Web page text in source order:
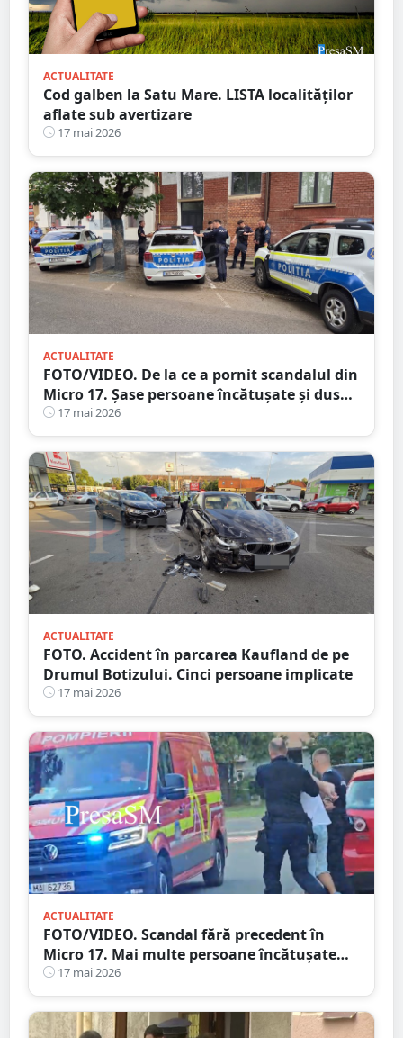
ACTUALITATE
Cod galben la Satu Mare. LISTA localităților
aflate sub avertizare
17 mai 2026
ACTUALITATE
FOTO/VIDEO. De la ce a pornit scandalul din
Micro 17. Șase persoane încătușate și duse
la secție
17 mai 2026
ACTUALITATE
FOTO. Accident în parcarea Kaufland de pe
Drumul Botizului. Cinci persoane implicate
17 mai 2026
ACTUALITATE
FOTO/VIDEO. Scandal fără precedent în
Micro 17. Mai multe persoane încătușate
după o bătaie izbucnită pe stradă
17 mai 2026